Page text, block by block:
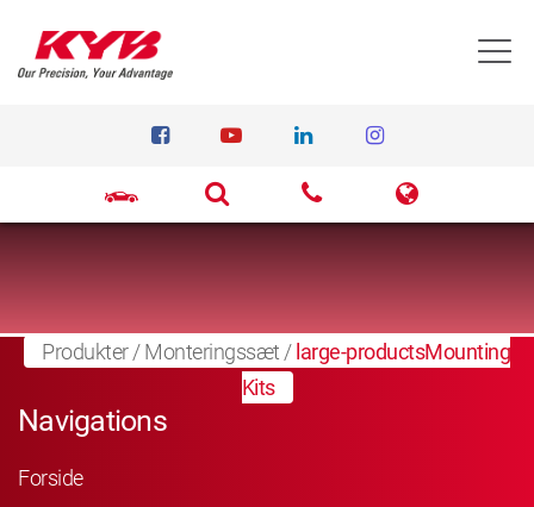
Produkter/Monteringssæt / large-productsMounting
Kits
Navigations
Forside